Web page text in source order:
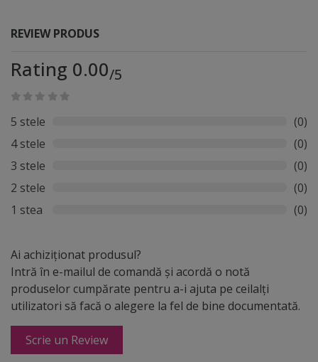
REVIEW PRODUS
Rating 0.00/5
5 stele
(0)
4 stele
(0)
3 stele
(0)
2 stele
(0)
1 stea
(0)
Ai achiziționat produsul?
Intră în e-mailul de comandă și acordă o notă
produselor cumpărate pentru a-i ajuta pe ceilalți
utilizatori să facă o alegere la fel de bine documentată.
Scrie un Review